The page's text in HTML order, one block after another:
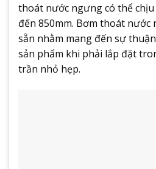
thoát nước ngưng có thể
đến 850mm. Bơm thoát
sẵn nhằm mang đến sự
sản phẩm khi phải lắp đặt
trần nhỏ hẹp.